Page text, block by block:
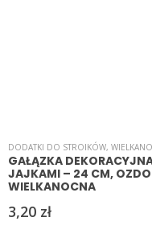
DODATKI DO STROIKÓW,
GAŁĄZKA
JAJKAMI – 24 CM,
WIELKANOCNA
3,20 zł